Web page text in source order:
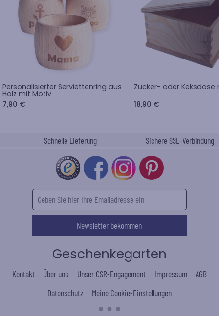
Personalisierter Serviettenring aus
Holz mit Motiv
7,90 €
Zucker- oder Keksdose
18,90 €
Schnelle Lieferung Sichere SSL-Verbindung
Newsletter bekommen
Geschenkegarten
Kontakt Über uns Unser CSR-Engagement Impressum
AGB
Datenschutz
Meine Cookie-Einstellungen